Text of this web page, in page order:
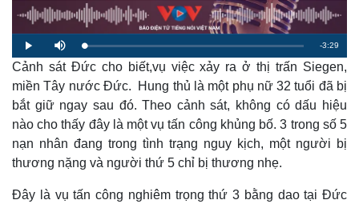
P
l
a
y
M
u
t
e
L
o
a
d
e
d
1
9
5
R
e
i
-3:29
Cảnh sát Đức cho biết,vụ việc xảy ra ở thị trấn Siegen,
miền Tây nước Đức. Hung thủ là một phụ nữ 32 tuổi đã bị
bắt giữ ngay sau đó. Theo cảnh sát, không có dấu hiệu
nào cho thấy đây là một vụ tấn công khủng bố. 3 trong số 5
nạn nhân đang trong tình trạng nguy kịch, một người bị
thương nặng và người thứ 5 chỉ bị thương nhẹ.
Đây là vụ tấn công nghiêm trọng thứ 3 bằng dao tại Đức